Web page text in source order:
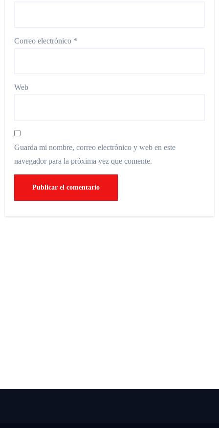
Correo electrónico *
Web
Guarda mi nombre, correo electrónico y web en este
navegador para la próxima vez que comente.